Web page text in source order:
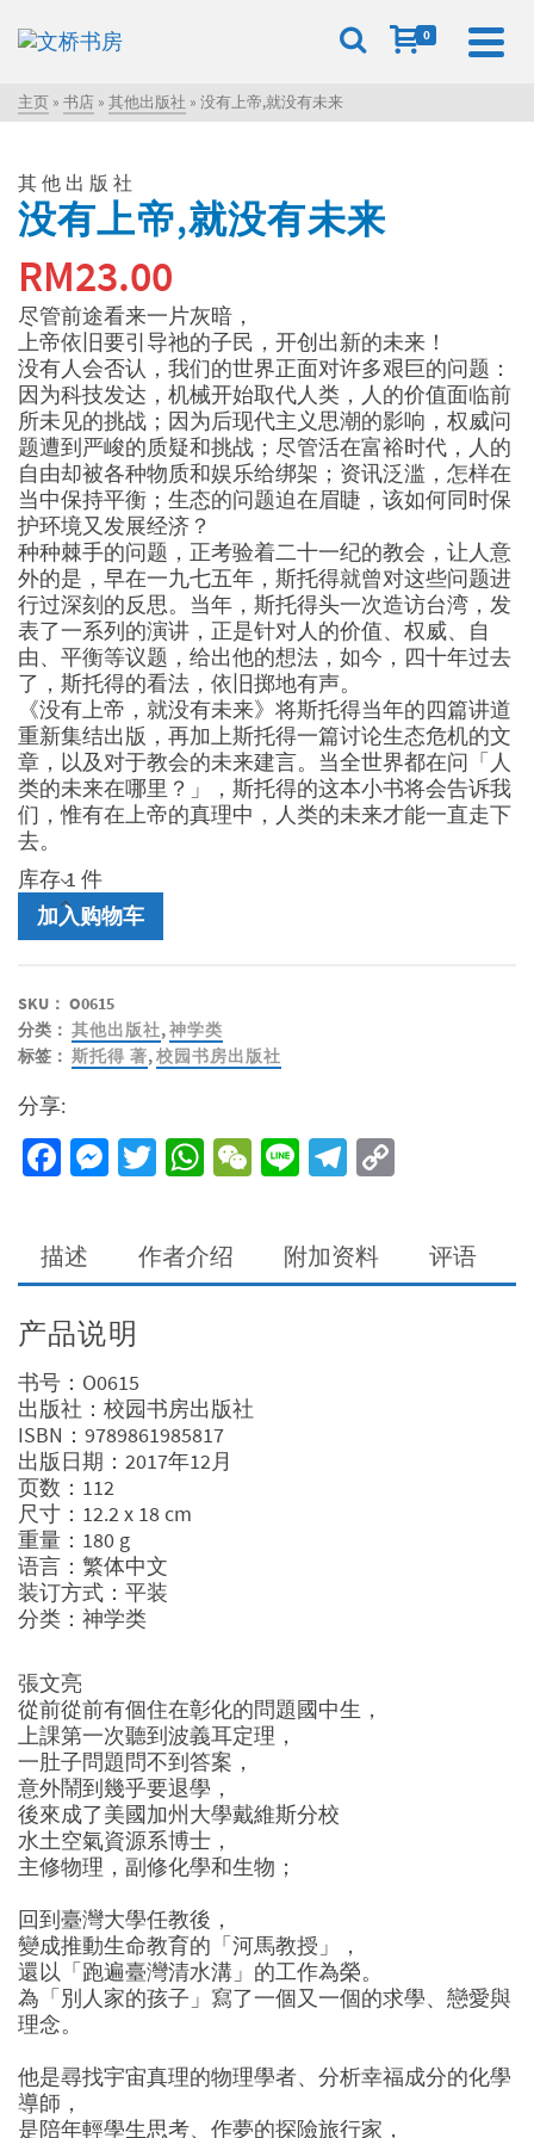
0
主页 » 书店 » 其他出版社 » 没有上帝,就没有未来
其他出版社
没有上帝,就没有未来
RM23.00
尽管前途看来一片灰暗，
上帝依旧要引导祂的子民，开创出新的未来！
没有人会否认，我们的世界正面对许多艰巨的问题：
因为科技发达，机械开始取代人类，人的价值面临前
所未见的挑战；因为后现代主义思潮的影响，权威问
题遭到严峻的质疑和挑战；尽管活在富裕时代，人的
自由却被各种物质和娱乐给绑架；资讯泛滥，怎样在
当中保持平衡；生态的问题迫在眉睫，该如何同时保
护环境又发展经济？
种种棘手的问题，正考验着二十一纪的教会，让人意
外的是，早在一九七五年，斯托得就曾对这些问题进
行过深刻的反思。当年，斯托得头一次造访台湾，发
表了一系列的演讲，正是针对人的价值、权威、自
由、平衡等议题，给出他的想法，如今，四十年过去
了，斯托得的看法，依旧掷地有声。
《没有上帝，就没有未来》将斯托得当年的四篇讲道
重新集结出版，再加上斯托得一篇讨论生态危机的文
章，以及对于教会的未来建言。当全世界都在问「人
类的未来在哪里？」，斯托得的这本小书将会告诉我
们，惟有在上帝的真理中，人类的未来才能一直走下
去。
库存 1 件
有
就
没
有
来
数
量
加入购物车
SKU： O0615
分类： 其他出版社,神学类
标签： 斯托得 著,校园书房出版社
分享:
Facebook
Messenger
Twitter
WhatsApp
WeChat
LineTelegram
描述 作者介绍 附加资料 评语
产品说明
书号：O0615
出版社：校园书房出版社
ISBN：9789861985817
出版日期：2017年12月
页数：112
尺寸：12.2 x 18 cm
重量：180 g
语言：繁体中文
装订方式：平装
分类：神学类
張文亮
從前從前有個住在彰化的問題國中生，
上課第一次聽到波義耳定理，
一肚子問題問不到答案，
意外鬧到幾乎要退學，
後來成了美國加州大學戴維斯分校
水土空氣資源系博士，
主修物理，副修化學和生物；
回到臺灣大學任教後，
變成推動生命教育的「河馬教授」，
還以「跑遍臺灣清水溝」的工作為榮。
為「別人家的孩子」寫了一個又一個的求學、戀愛與
理念。
他是尋找宇宙真理的物理學者、分析幸福成分的化學
導師，
是陪年輕學生思考、作夢的探險旅行家，